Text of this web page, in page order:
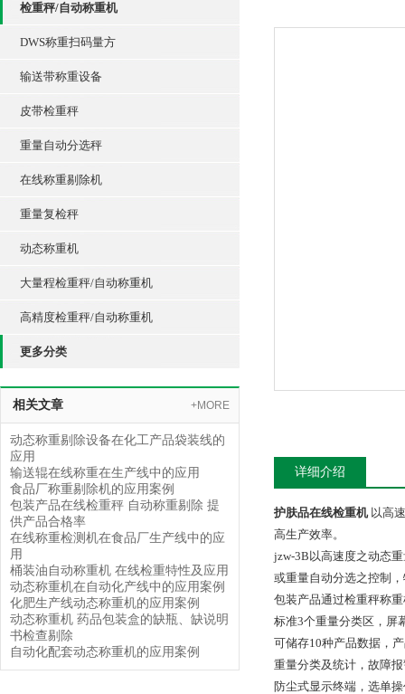
检重秤/自动称重机
DWS称重扫码量方
输送带称重设备
皮带检重秤
重量自动分选秤
在线称重剔除机
重量复检秤
动态称重机
大量程检重秤/自动称重机
高精度检重秤/自动称重机
更多分类
相关文章 +MORE
动态称重剔除设备在化工产品袋装线的
应用
输送辊在线称重在生产线中的应用
食品厂称重剔除机的应用案例
包装产品在线检重秤 自动称重剔除 提
供产品合格率
在线称重检测机在食品厂生产线中的应
用
桶装油自动称重机 在线检重特性及应用
动态称重机在自动化产线中的应用案例
化肥生产线动态称重机的应用案例
动态称重机 药品包装盒的缺瓶、缺说明
书检查剔除
自动化配套动态称重机的应用案例
详细介绍
护肤品在线检重机 以高
高生产效率。
jzw-3B以高速度之动态
或重量自动分选之控制
包装产品通过检重秤称
标准3个重量分类区，屏
可储存10种产品数据，
重量分类及统计，故障
防尘式显示终端，选单